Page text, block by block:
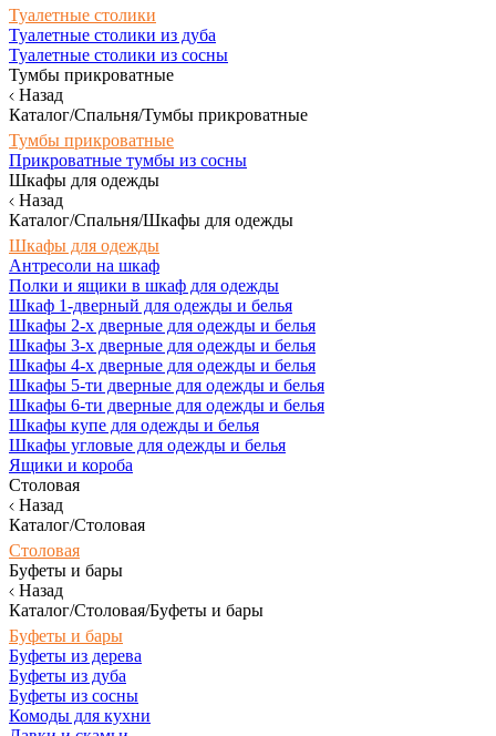
Туалетные столики
Туалетные столики из дуба
Туалетные столики из сосны
Тумбы прикроватные
Назад
Каталог/Спальня/Тумбы прикроватные
Тумбы прикроватные
Прикроватные тумбы из сосны
Шкафы для одежды
Назад
Каталог/Спальня/Шкафы для одежды
Шкафы для одежды
Антресоли на шкаф
Полки и ящики в шкаф для одежды
Шкаф 1-дверный для одежды и белья
Шкафы 2-х дверные для одежды и белья
Шкафы 3-х дверные для одежды и белья
Шкафы 4-х дверные для одежды и белья
Шкафы 5-ти дверные для одежды и белья
Шкафы 6-ти дверные для одежды и белья
Шкафы купе для одежды и белья
Шкафы угловые для одежды и белья
Ящики и короба
Столовая
Назад
Каталог/Столовая
Столовая
Буфеты и бары
Назад
Каталог/Столовая/Буфеты и бары
Буфеты и бары
Буфеты из дерева
Буфеты из дуба
Буфеты из сосны
Комоды для кухни